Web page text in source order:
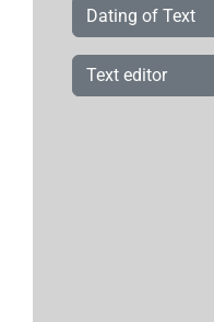
Dating of Text
Text editor